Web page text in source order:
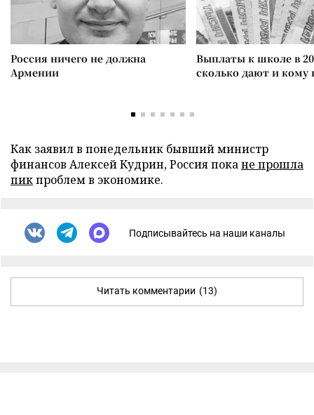
Россия ничего не должна
Армении
Выплаты к школе в
сколько дают и
Как заявил в понедельник бывший министр
финансов Алексей Кудрин, Россия покане прошла
пикпроблем в экономике.
Подписывайтесь на наши каналы
Читать комментарии (13)